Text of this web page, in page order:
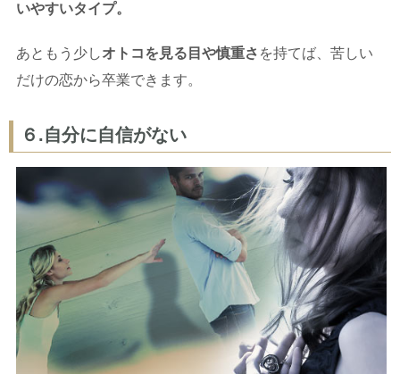
いやすいタイプ。
あともう少しオトコを見る目や慎重さ を持てば、苦しい
だけの恋から卒業できます。
６.自分に自信がない